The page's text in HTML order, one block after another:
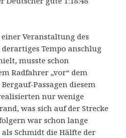
Veranstaltung des
Tempo anschlug
musste schon
Radfahrer „vor“ dem
Passagen diesem
nur wenige
was sich auf der Strecke
war schon lange
Schmidt die Hälfte der